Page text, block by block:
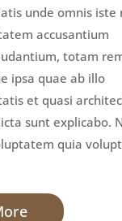
unde omnis iste
accusantium
totam
ipsa quae ab illo
et quasi
sunt explicabo.
quia